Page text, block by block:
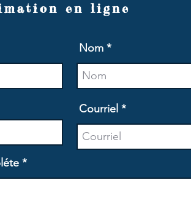
en ligne
Nom
Courriel